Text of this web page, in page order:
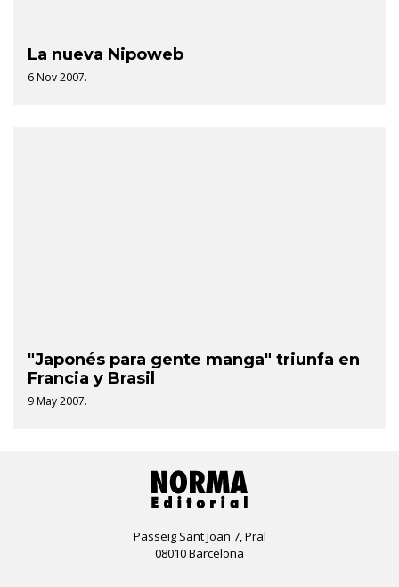
La nueva Nipoweb
6 Nov 2007.
"Japonés para gente manga" triunfa en
Francia y Brasil
9 May 2007.
Passeig Sant Joan 7, Pral
08010 Barcelona